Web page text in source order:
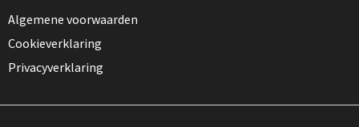
Algemene voorwaarden
Cookieverklaring
Privacyverklaring